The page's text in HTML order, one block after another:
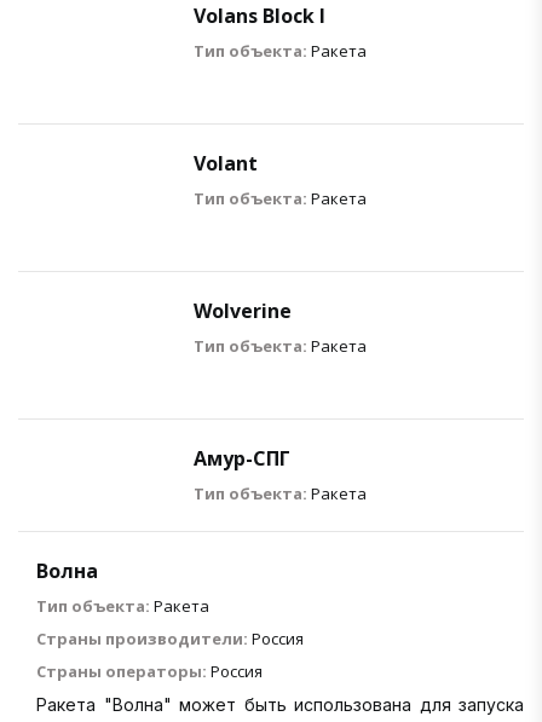
Volans Block I
Тип объекта: Ракета
Volant
Тип объекта: Ракета
Wolverine
Тип объекта: Ракета
Амур-СПГ
Тип объекта: Ракета
Волна
Тип объекта: Ракета
Страны производители: Россия
Страны операторы: Россия
Ракета "Волна" может быть использована для запуска